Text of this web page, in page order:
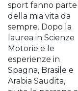
sport fanno parte
della mia vita da
sempre. Dopo la
laurea in Scienze
Motorie e le
esperienze in
Spagna, Brasile e
Arabia Saudita,